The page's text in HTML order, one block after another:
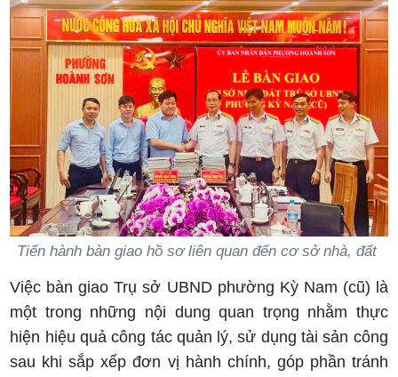
Tiến hành bàn giao hồ sơ liên quan đến cơ sở nhà, đất
Việc bàn giao Trụ sở UBND phường Kỳ Nam (cũ) là
một trong những nội dung quan trọng nhằm thực
hiện hiệu quả công tác quản lý, sử dụng tài sản công
sau khi sắp xếp đơn vị hành chính, góp phần tránh